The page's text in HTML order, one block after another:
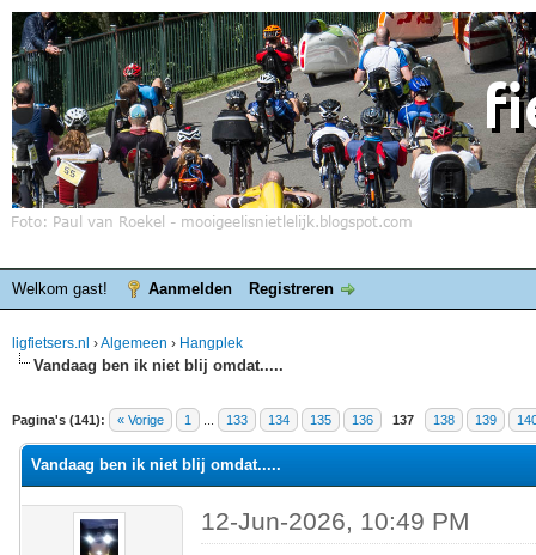
Welkom gast! Aanmelden Registreren
ligfietsers.nl ›Algemeen › Hangplek
Vandaag ben ik niet blij omdat.....
Pagina's (141): « Vorige 1 133 134 135 136 137 138 139
waardering is 4.4
Vandaag ben ik niet blij omdat.....
12-Jun-2026, 10:49 PM